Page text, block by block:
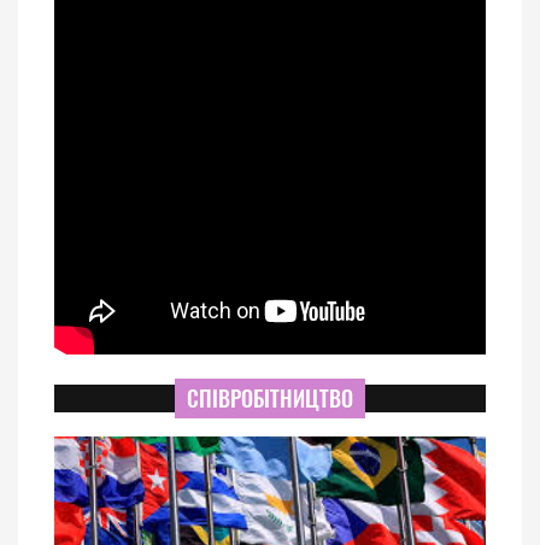
СПІВРОБІТНИЦТВО